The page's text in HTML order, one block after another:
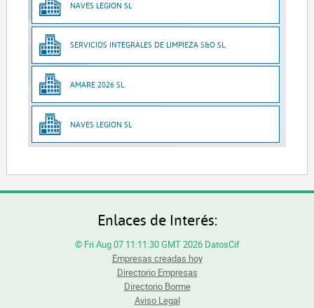
NAVES LEGION SL
SERVICIOS INTEGRALES DE LIMPIEZA S&O SL
AMARE 2026 SL
NAVES LEGION SL
Enlaces de Interés:
© Fri Aug 07 11:11:30 GMT 2026 DatosCif
Empresas creadas hoy
Directorio Empresas
Directorio Borme
Aviso Legal